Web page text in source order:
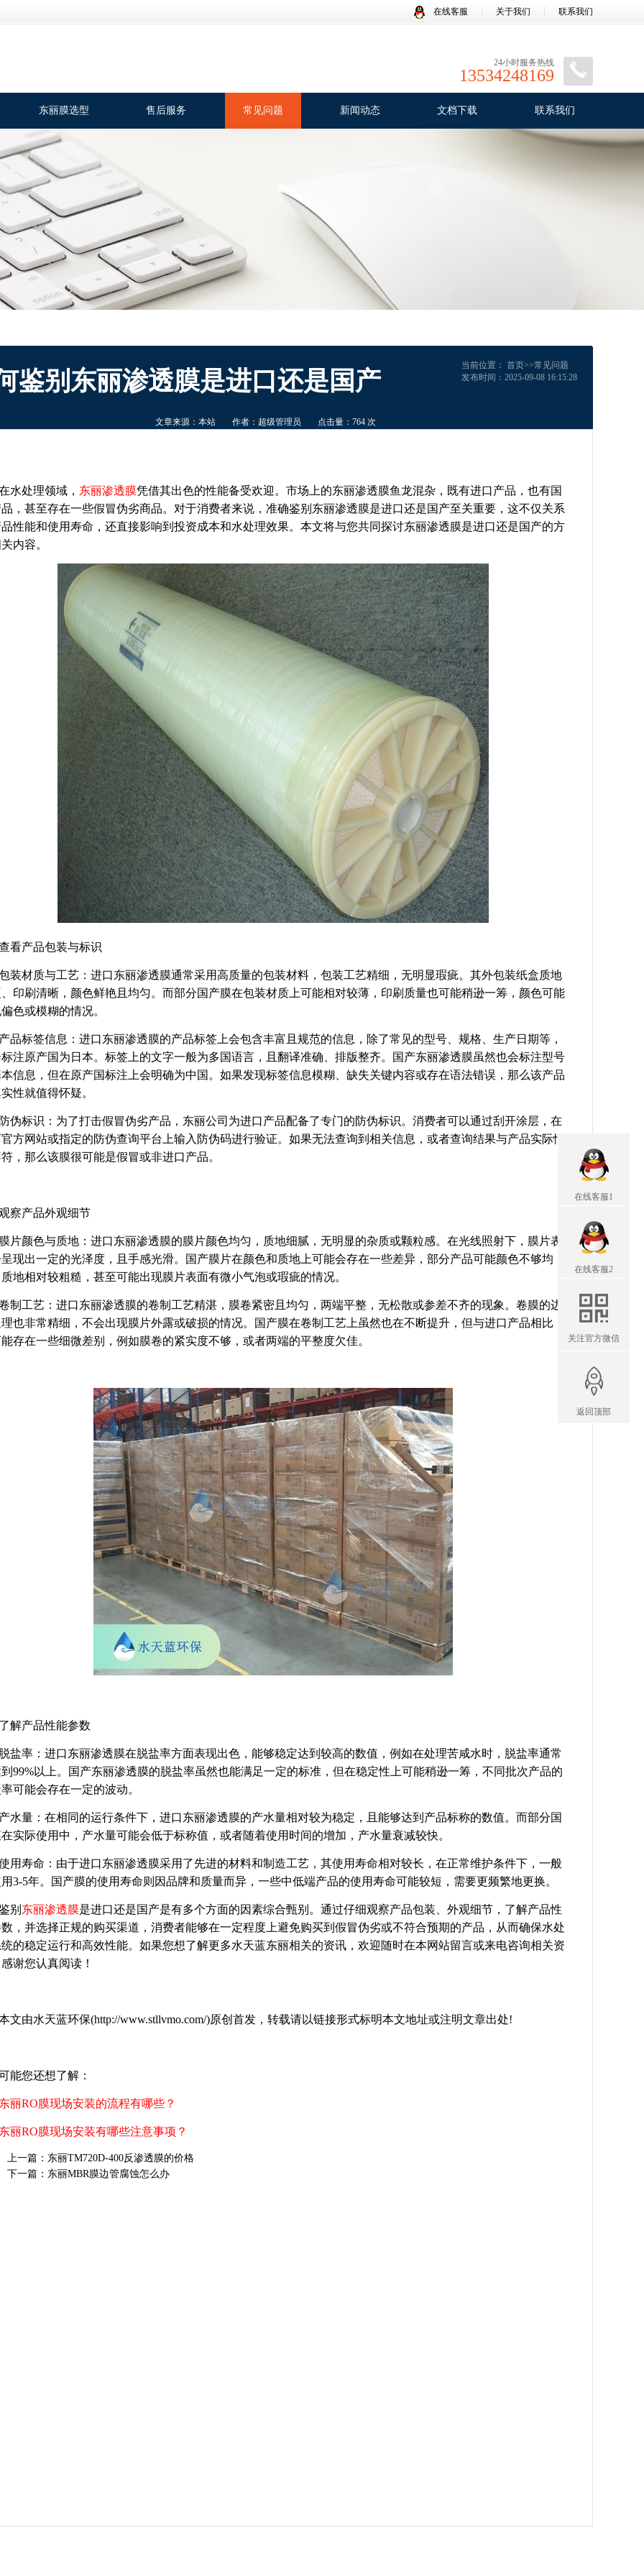
在线客服 关于我们 联系我们
24小时服务热线
13534248169
东丽膜选型 售后服务 常见问题 新闻动态 文档下载 联系我们
当前位置： 首页>>常见问题
发布时间：2025-09-08 16:15:28
鉴别东丽渗透膜是进口还是国产
文章来源：本站 作者：超级管理员 点击量：764 次
水处理领域， 东丽渗透膜凭借其出色的性能备受欢迎。市场上的东丽渗透膜鱼龙混杂，既有进口产品，也有国
，甚至存在一些假冒伪劣商品。对于消费者来说，准确鉴别东丽渗透膜是进口还是国产至关重要，这不仅关系
性能和使用寿命，还直接影响到投资成本和水处理效果。本文将与您共同探讨东丽渗透膜是进口还是国产的方
内容。
看产品包装与标识
装材质与工艺：进口东丽渗透膜通常采用高质量的包装材料，包装工艺精细，无明显瑕疵。其外包装纸盒质地
印刷清晰，颜色鲜艳且均匀。而部分国产膜在包装材质上可能相对较薄，印刷质量也可能稍逊一筹，颜色可能
色或模糊的情况。
品标签信息：进口东丽渗透膜的产品标签上会包含丰富且规范的信息，除了常见的型号、规格、生产日期等，
注原产国为日本。标签上的文字一般为多国语言，且翻译准确、排版整齐。国产东丽渗透膜虽然也会标注型号
信息，但在原产国标注上会明确为中国。如果发现标签信息模糊、缺失关键内容或存在语法错误，那么该产品
性就值得怀疑。
伪标识：为了打击假冒伪劣产品，东丽公司为进口产品配备了专门的防伪标识。消费者可以通过刮开涂层，在
方网站或指定的防伪查询平台上输入防伪码进行验证。如果无法查询到相关信息，或者查询结果与产品实际情
，那么该膜很可能是假冒或非进口产品。
察产品外观细节
片颜色与质地：进口东丽渗透膜的膜片颜色均匀，质地细腻，无明显的杂质或颗粒感。在光线照射下，膜片表
现出一定的光泽度，且手感光滑。国产膜片在颜色和质地上可能会存在一些差异，部分产品可能颜色不够均
地相对较粗糙，甚至可能出现膜片表面有微小气泡或瑕疵的情况。
制工艺：进口东丽渗透膜的卷制工艺精湛，膜卷紧密且均匀，两端平整，无松散或参差不齐的现象。卷膜的边
也非常精细，不会出现膜片外露或破损的情况。国产膜在卷制工艺上虽然也在不断提升，但与进口产品相比，
存在一些细微差别，例如膜卷的紧实度不够，或者两端的平整度欠佳。
解产品性能参数
盐率：进口东丽渗透膜在脱盐率方面表现出色，能够稳定达到较高的数值，例如在处理苦咸水时，脱盐率通常
99%以上。国产东丽渗透膜的脱盐率虽然也能满足一定的标准，但在稳定性上可能稍逊一筹，不同批次产品的
可能会存在一定的波动。
水量：在相同的运行条件下，进口东丽渗透膜的产水量相对较为稳定，且能够达到产品标称的数值。而部分国
实际使用中，产水量可能会低于标称值，或者随着使用时间的增加，产水量衰减较快。
用寿命：由于进口东丽渗透膜采用了先进的材料和制造工艺，其使用寿命相对较长，在正常维护条件下，一般
3-5年。国产膜的使用寿命则因品牌和质量而异，一些中低端产品的使用寿命可能较短，需要更频繁地更换。
别 东丽渗透膜是进口还是国产是有多个方面的因素综合甄别。通过仔细观察产品包装、外观细节，了解产品性
，并选择正规的购买渠道，消费者能够在一定程度上避免购买到假冒伪劣或不符合预期的产品，从而确保水处
的稳定运行和高效性能。如果您想了解更多水天蓝东丽相关的资讯，欢迎随时在本网站留言或来电咨询相关资
谢您认真阅读！
文由水天蓝环保(http://www.stllvmo.com/)原创首发，转载请以链接形式标明本文地址或注明文章出处!
能您还想了解：
丽RO膜现场安装的流程有哪些？
丽RO膜现场安装有哪些注意事项？
上一篇： 东丽TM720D-400反渗透膜的价格
下一篇： 东丽MBR膜边管腐蚀怎么办
在线客服1
在线客服2
关注官方微信
返回顶部